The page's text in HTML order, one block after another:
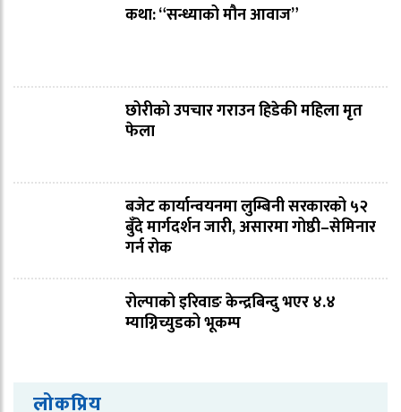
कथा: “सन्ध्याको मौन आवाज”
छोरीको उपचार गराउन हिडेकी महिला मृत
फेला
बजेट कार्यान्वयनमा लुम्बिनी सरकारको ५२
बुँदे मार्गदर्शन जारी, असारमा गोष्ठी–सेमिनार
गर्न रोक
रोल्पाको इरिवाङ केन्द्रबिन्दु भएर ४.४
म्याग्निच्युडको भूकम्प
लोकप्रिय